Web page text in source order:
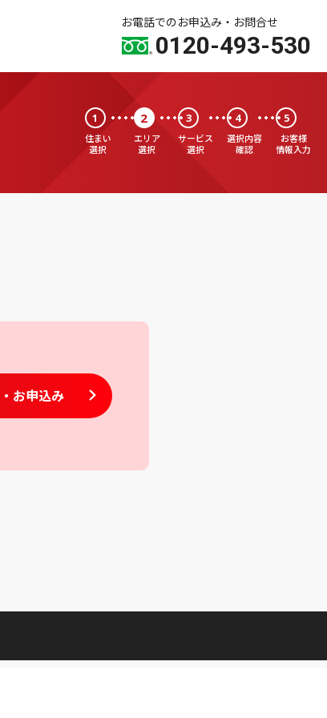
お電話でのお申込み・お問合せ
0120-493-530
1
住まい
選択
2
エリア
選択
3
サービス
選択
4
選択内容
確認
5
お客様
情報入力
・お申込み